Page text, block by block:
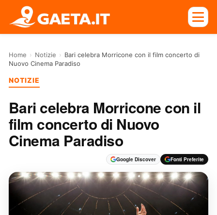
Home › Notizie › Bari celebra Morricone con il film concerto di
Nuovo Cinema Paradiso
NOTIZIE
Bari celebra Morricone con il
film concerto di Nuovo
Cinema Paradiso
Google Discover Fonti Preferite